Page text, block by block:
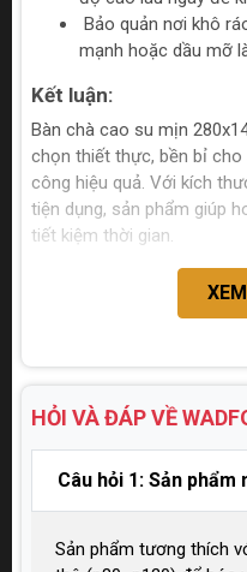
Bảo quản nơi khô
mạnh hoặc dầu mỡ
Kết luận:
Bàn chà cao su mịn
chọn thiết thực, bền bỉ
công hiệu quả. Với kích
tiện dụng, sản phẩm giúp
tiết kiệm thời gian.
HỎI VÀ ĐÁP VỀ
Câu hỏi 1: Sản
Sản phẩm tương thích